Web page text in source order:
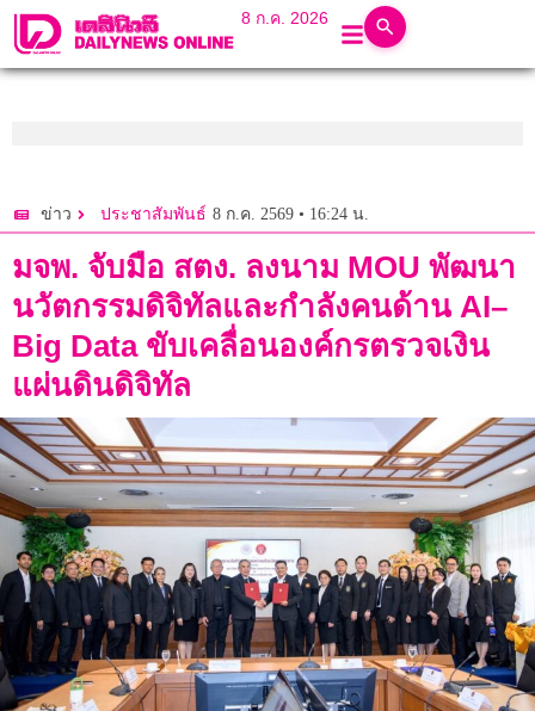
8 ก.ค. 2026
ข่าว ประชาสัมพันธ์ 8 ก.ค. 2569 • 16:24 น.
มจพ. จับมือ สตง. ลงนาม MOU พัฒนา
นวัตกรรมดิจิทัลและกำลังคนด้าน AI–
Big Data ขับเคลื่อนองค์กรตรวจเงิน
แผ่นดินดิจิทัล